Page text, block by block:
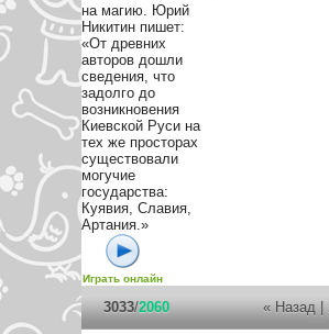
на магию. Юрий
Никитин пишет:
«От древних
авторов дошли
сведения, что
задолго до
возникновения
Киевской Руси на
тех же просторах
существовали
могучие
государства:
Куявия, Славия,
Артания.»
Играть онлайн
« Назад|
3033/2060